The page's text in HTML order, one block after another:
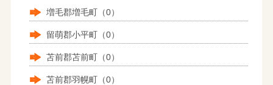
増毛郡増毛町（0）
留萌郡小平町（0）
苫前郡苫前町（0）
苫前郡羽幌町（0）